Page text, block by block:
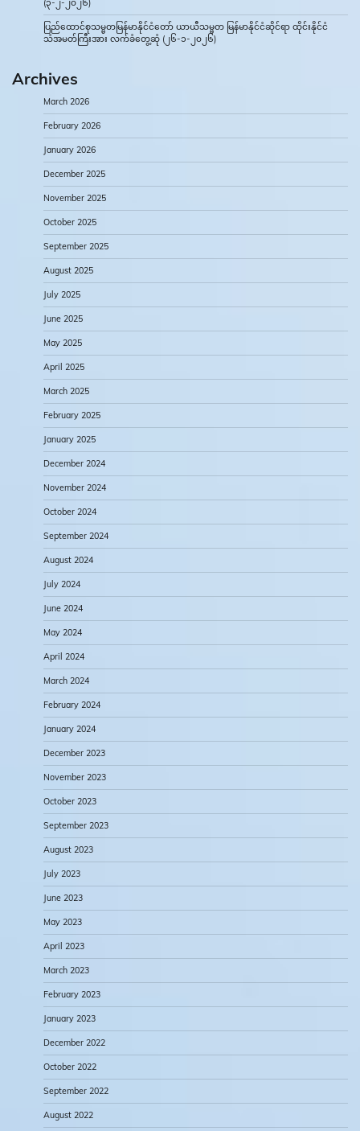
ပြည်ထောင်စုသမ္မတမြန်မာနိုင်ငံတော် ယာယီသမ္မတ မြန်မာနိုင်ငံဆိုင်ရာ ထိုင်းနိုင်ငံ
သံအမတ်ကြီးအား လက်ခံတွေ့ဆုံ (၂၆-၁-၂၀၂၆)
Archives
March 2026
February 2026
January 2026
December 2025
November 2025
October 2025
September 2025
August 2025
July 2025
June 2025
May 2025
April 2025
March 2025
February 2025
January 2025
December 2024
November 2024
October 2024
September 2024
August 2024
July 2024
June 2024
May 2024
April 2024
March 2024
February 2024
January 2024
December 2023
November 2023
October 2023
September 2023
August 2023
July 2023
June 2023
May 2023
April 2023
March 2023
February 2023
January 2023
December 2022
October 2022
September 2022
August 2022